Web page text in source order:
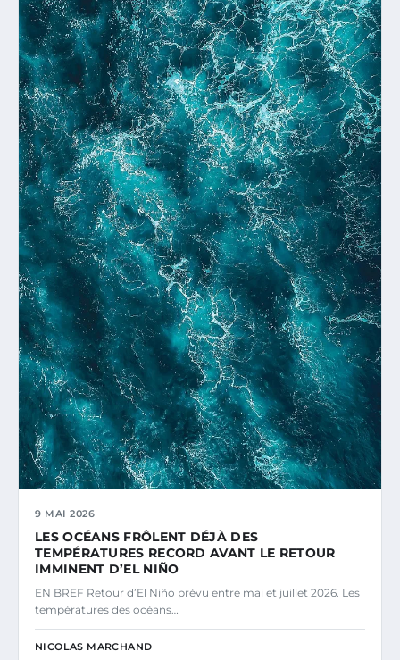
9 MAI 2026
LES OCÉANS FRÔLENT DÉJÀ DES
TEMPÉRATURES RECORD AVANT LE RETOUR
IMMINENT D’EL NIÑO
EN BREF Retour d’El Niño prévu entre mai et juillet 2026. Les
températures des océans…
NICOLAS MARCHAND